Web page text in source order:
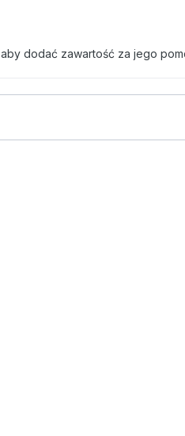
aby dodać zawartość za jego